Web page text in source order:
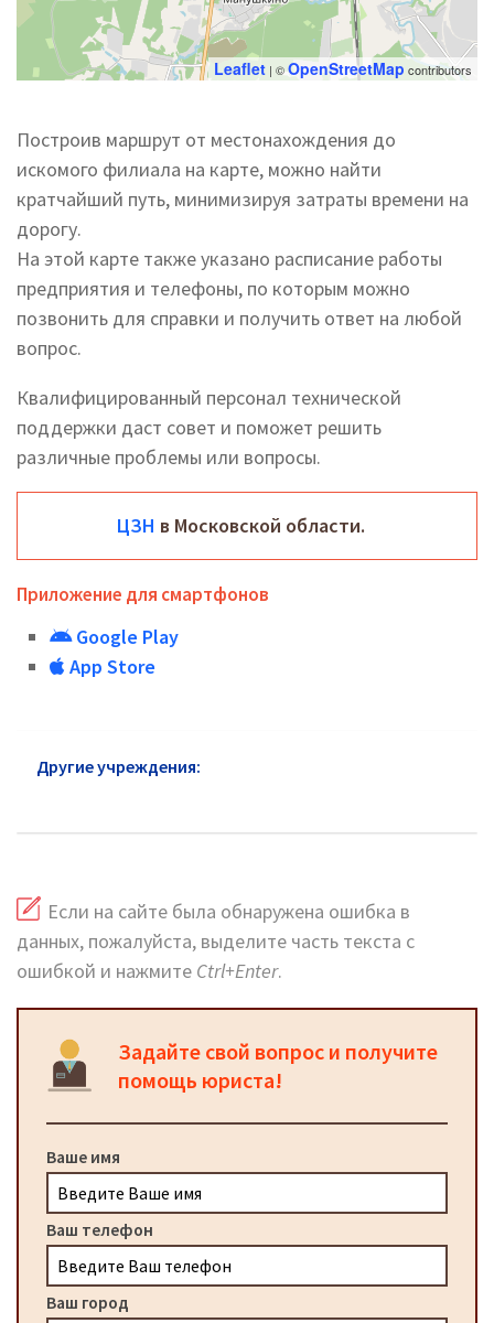
Leaflet | ©OpenStreetMap contributors
Построив маршрут от местонахождения до
искомого филиала на карте, можно найти
кратчайший путь, минимизируя затраты времени на
дорогу.
На этой карте также указано расписание работы
предприятия и телефоны, по которым можно
позвонить для справки и получить ответ на любой
вопрос.
Квалифицированный персонал технической
поддержки даст совет и поможет решить
различные проблемы или вопросы.
ЦЗН в Московской области.
Приложение для смартфонов
Google Play
App Store
Другие учреждения:
Если на сайте была обнаружена ошибка в
данных, пожалуйста, выделите часть текста с
ошибкой и нажмите Ctrl+Enter.
Задайте свой вопрос и получите
помощь юриста!
Ваше имя
Ваш телефон
Ваш город